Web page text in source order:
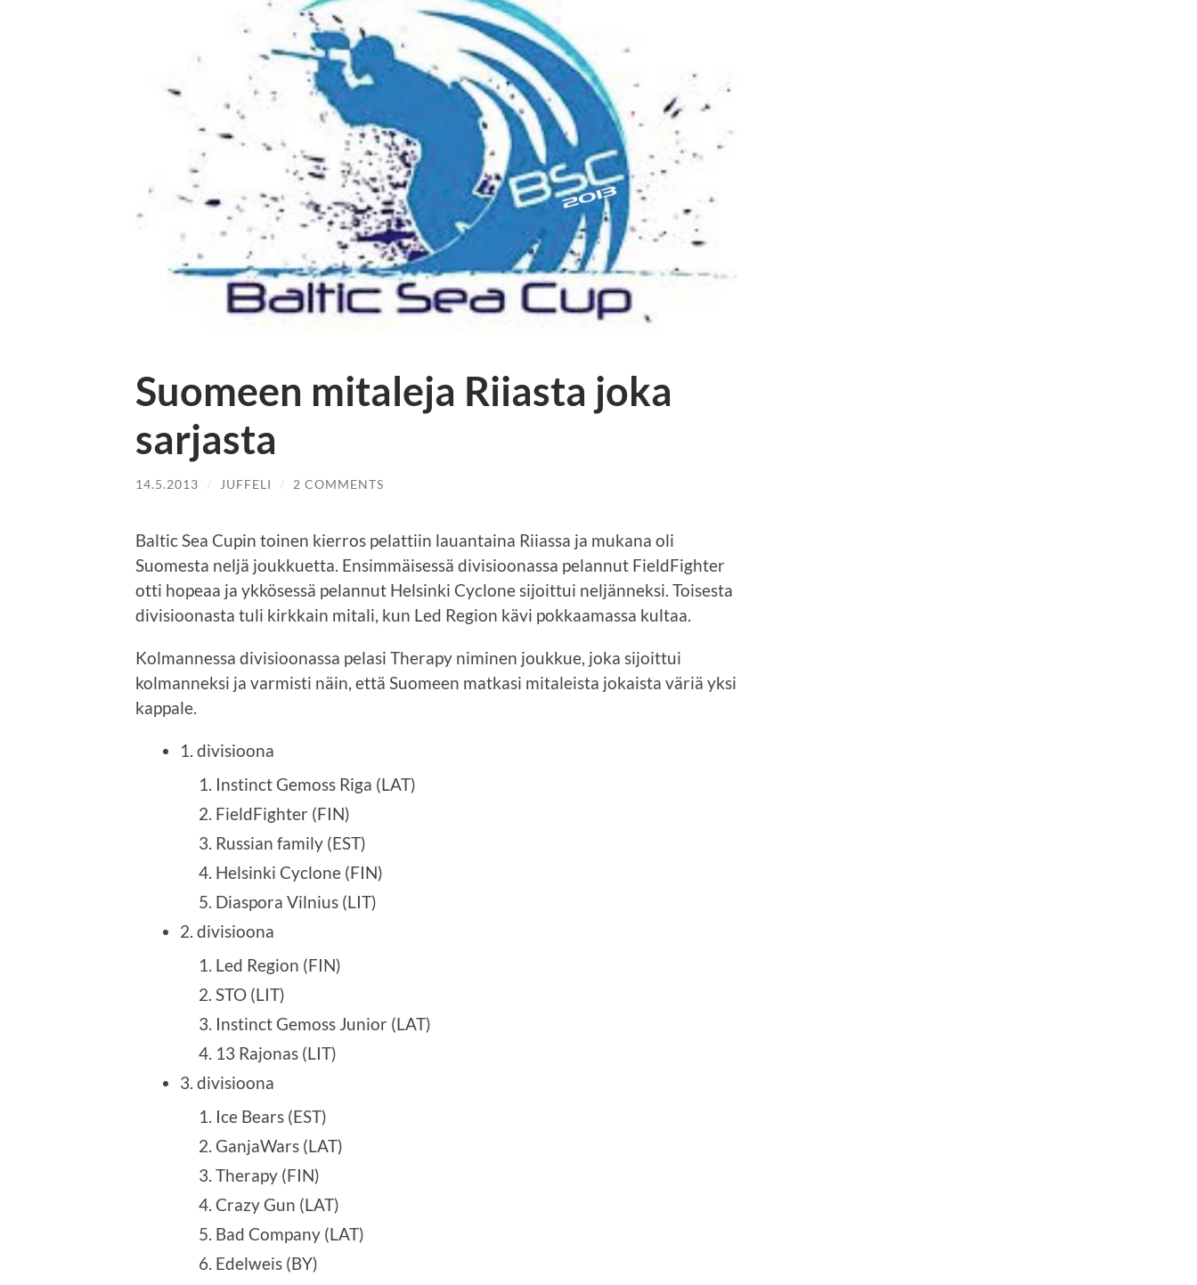
Suomeen mitaleja Riiasta joka
sarjasta
14.5.2013 / JUFFELI / 2 COMMENTS
Baltic Sea Cupin toinen kierros pelattiin lauantaina Riiassa ja mukana oli
Suomesta neljä joukkuetta. Ensimmäisessä divisioonassa pelannut FieldFighter
otti hopeaa ja ykkösessä pelannut Helsinki Cyclone sijoittui neljänneksi. Toisesta
divisioonasta tuli kirkkain mitali, kun Led Region kävi pokkaamassa kultaa.
Kolmannessa divisioonassa pelasi Therapy niminen joukkue, joka sijoittui
kolmanneksi ja varmisti näin, että Suomeen matkasi mitaleista jokaista väriä yksi
kappale.
1. divisioona
Instinct Gemoss Riga (LAT)
FieldFighter (FIN)
Russian family (EST)
Helsinki Cyclone (FIN)
Diaspora Vilnius (LIT)
2. divisioona
Led Region (FIN)
STO (LIT)
Instinct Gemoss Junior (LAT)
13 Rajonas (LIT)
3. divisioona
Ice Bears (EST)
GanjaWars (LAT)
Therapy (FIN)
Crazy Gun (LAT)
Bad Company (LAT)
Edelweis (BY)